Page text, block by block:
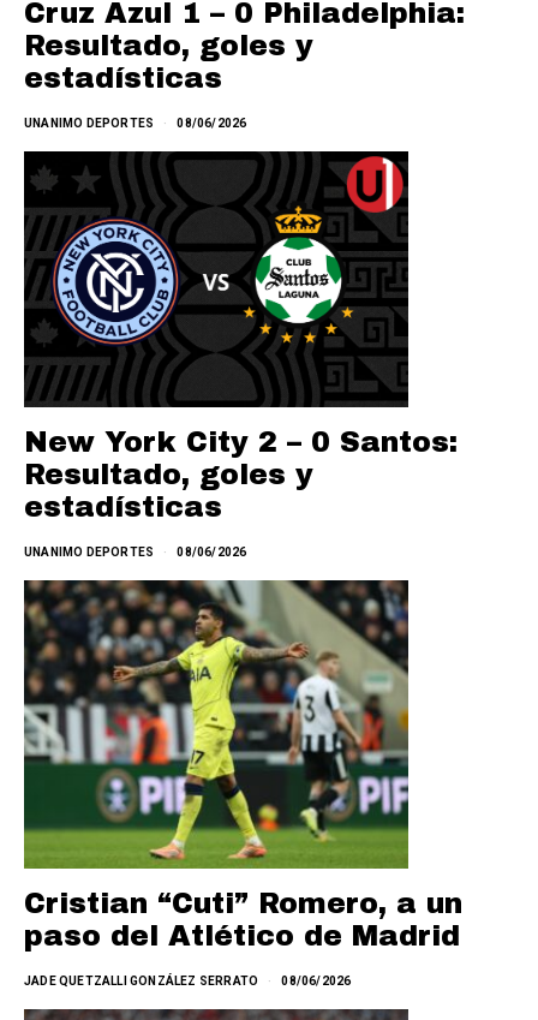
Cruz Azul 1 – 0 Philadelphia:
Resultado, goles y
estadísticas
UNANIMO DEPORTES 08/06/2026
New York City 2 – 0 Santos:
Resultado, goles y
estadísticas
UNANIMO DEPORTES 08/06/2026
Cristian “Cuti” Romero, a un
paso del Atlético de Madrid
JADE QUETZALLI GONZÁLEZ SERRATO 08/06/2026